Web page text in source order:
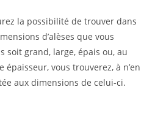
la possibilité de trouver dans
d’alèses que vous
soit grand, large, épais ou, au
vous trouverez, à n’en
aux dimensions de celui-ci.